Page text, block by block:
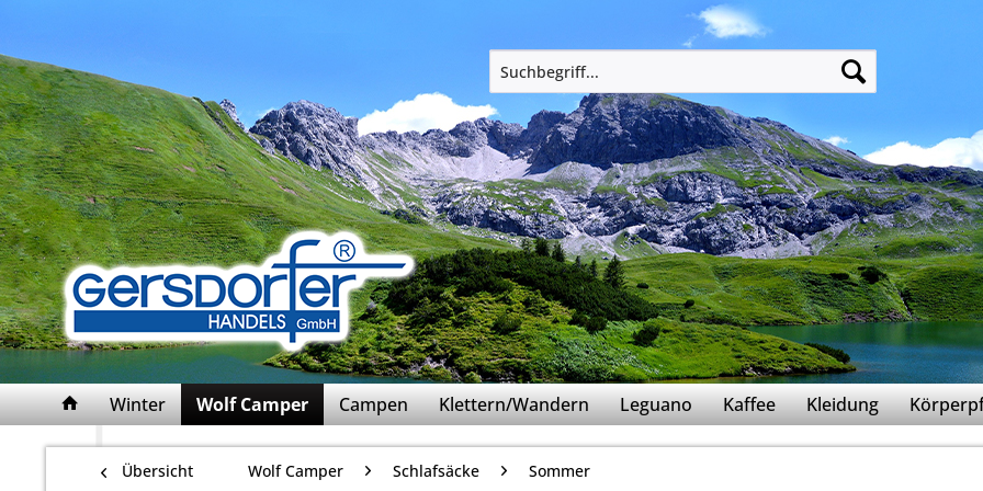
Winter Wolf Camper Campen Klettern/Wandern Leguano Kaffee Kleidung
Übersicht Wolf Camper Schlafsäcke Sommer